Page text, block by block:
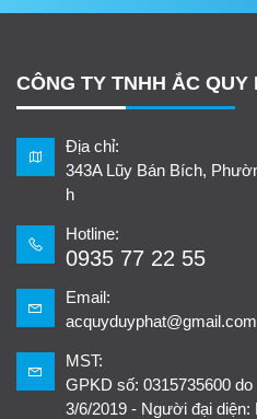
CÔNG TY TNHH ẮC QUY
Địa chỉ:
343A Lũy Bán Bích,
h
Hotline:
0935 77 22 55
Email:
acquyduyphat@gmail.com
MST:
GPKD số: 0315735600
3/6/2019 - Người đại